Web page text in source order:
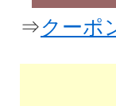
⇒クーポ